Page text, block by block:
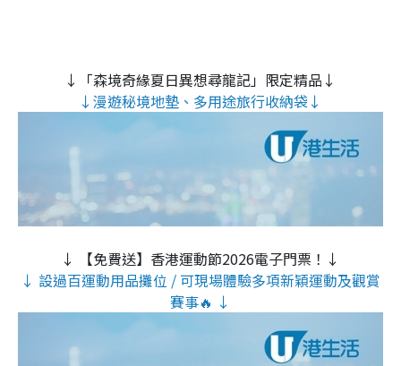
↓「森境奇緣夏日異想尋龍記」限定精品↓
↓漫遊秘境地墊、多用途旅行收納袋↓
↓ 【免費送】香港運動節2026電子門票！↓
↓ 設過百運動用品攤位 / 可現場體驗多項新穎運動及觀賞
賽事🔥 ↓